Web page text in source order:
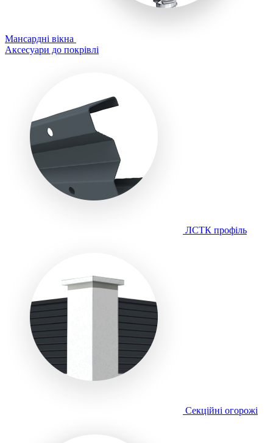
Мансардні вікна
Аксесуари до покрівлі
ЛСТК профіль
Секційні огорожі